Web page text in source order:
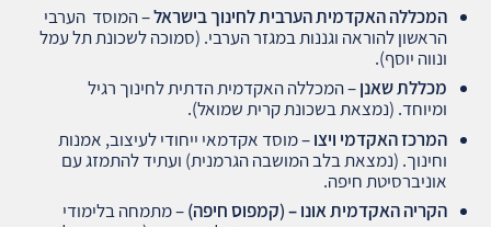
המכללה האקדמית הערבית לחינוך בישראל– המוסד הערבי
הראשון להוראה וגננות במגזר הערבי. (סמוכה לשכונת תל עמל
ונווה יוסף).
מכללת שאנן– המכללה האקדמית הדתית לחינוך רגיל
ומיוחד. (נמצאת בשכונת קרית שמואל).
המרכז האקדמי ויצו– מוסד אקדמאי ייחודי לעיצוב, אמנות
וחינוך. (נמצאת בלב המושבה הגרמנית) ועתיד להתמזג עם
אוניברסיטת חיפה.
הקריה האקדמית אונו – (קמפוס חיפה)– מתמחה בלימודי